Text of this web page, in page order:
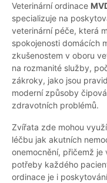
Veterinární ordinace
specializuje na
veterinární péče, která
spokojenosti domácích
zkušenostem v oboru
na rozmanité služby,
zákroky, jako jsou
moderní způsoby
zdravotních problémů.
Zvířata zde mohou
léčbu jak akutních
onemocnění, přičemž
potřeby každého
ordinace je i